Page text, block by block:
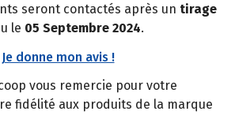
seront contactés après un tirage
le 05 Septembre 2024.
Je donne mon avis !
vous remercie pour votre
fidélité aux produits de la marque